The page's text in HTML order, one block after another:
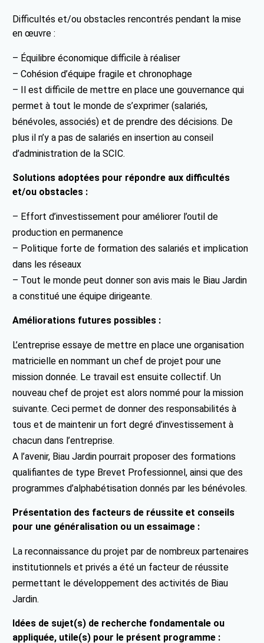
Difficultés et/ou obstacles rencontrés pendant la mise
en œuvre :
– Équilibre économique difficile à réaliser
– Cohésion d’équipe fragile et chronophage
– Il est difficile de mettre en place une gouvernance qui
permet à tout le monde de s’exprimer (salariés,
bénévoles, associés) et de prendre des décisions. De
plus il n’y a pas de salariés en insertion au conseil
d’administration de la SCIC.
Solutions adoptées pour répondre aux difficultés
et/ou obstacles :
– Effort d’investissement pour améliorer l’outil de
production en permanence
– Politique forte de formation des salariés et implication
dans les réseaux
– Tout le monde peut donner son avis mais le Biau Jardin
a constitué une équipe dirigeante.
Améliorations futures possibles :
L’entreprise essaye de mettre en place une organisation
matricielle en nommant un chef de projet pour une
mission donnée. Le travail est ensuite collectif. Un
nouveau chef de projet est alors nommé pour la mission
suivante. Ceci permet de donner des responsabilités à
tous et de maintenir un fort degré d’investissement à
chacun dans l’entreprise.
A l’avenir, Biau Jardin pourrait proposer des formations
qualifiantes de type Brevet Professionnel, ainsi que des
programmes d’alphabétisation donnés par les bénévoles.
Présentation des facteurs de réussite et conseils
pour une généralisation ou un essaimage :
La reconnaissance du projet par de nombreux partenaires
institutionnels et privés a été un facteur de réussite
permettant le développement des activités de Biau
Jardin.
Idées de sujet(s) de recherche fondamentale ou
appliquée, utile(s) pour le présent programme :